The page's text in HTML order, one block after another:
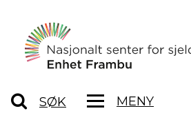
SØK MENY